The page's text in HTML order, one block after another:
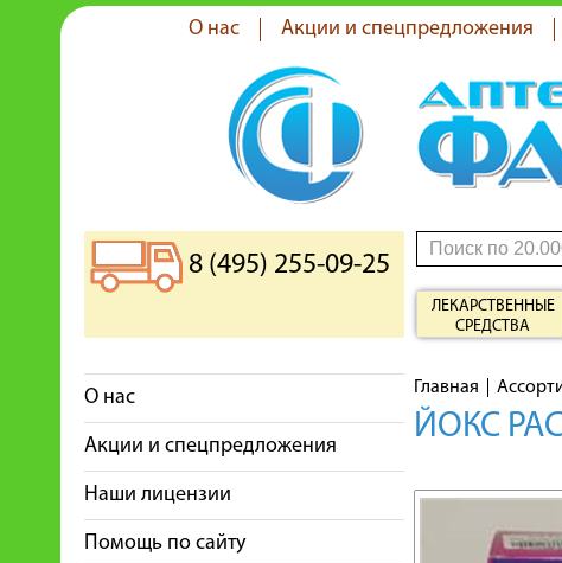
О нас Акции и спецпредложения
8 (495) 255-09-25
ЛЕКАРСТВЕННЫЕ
СРЕДСТВА
О нас
Акции и спецпредложения
Наши лицензии
Помощь по сайту
Главная
ЙОКС